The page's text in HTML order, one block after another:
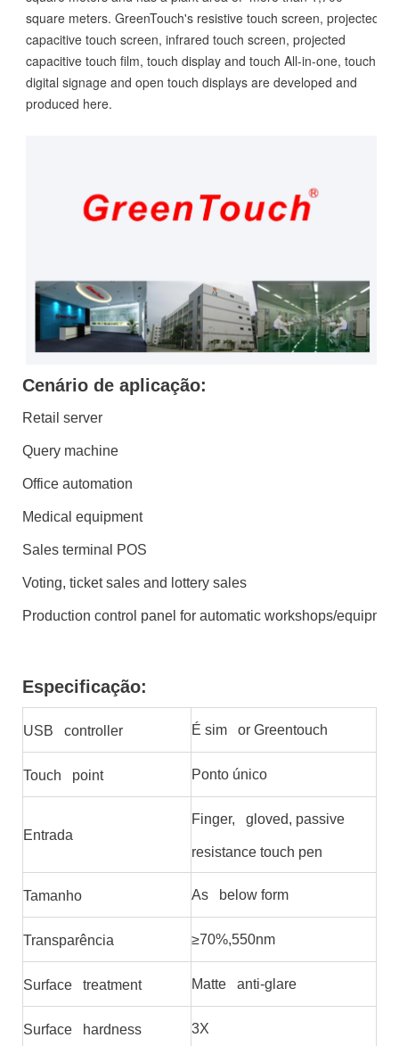
square meters. GreenTouch's resistive touch screen, projected
capacitive touch screen, infrared touch screen, projected
capacitive touch film, touch display and touch All-in-one, touch
digital signage and open touch displays are developed and
produced here.
Cenário de aplicação:
Retail server
Query machine
Office automation
Medical equipment
Sales terminal POS
Voting, ticket sales and lottery sales
Production control panel for automatic workshops/
Especificação:
USB controller É sim or Greentouch
Touch point Ponto único
Entrada
Finger, gloved, passive
resistance touch pen
Tamanho As below form
Transparência ≥70%,550nm
Surface treatment Matte anti-glare
Surface hardness 3X